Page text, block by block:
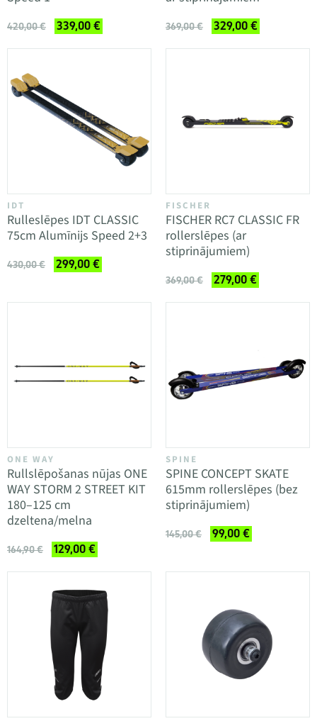
420,00 € 339,00 € 369,00 € 329,00 €
IDT
Rulleslēpes IDT CLASSIC
75cm Alumīnijs Speed 2+3
430,00 € 299,00 €
FISCHER
FISCHER RC7 CLASSIC FR
rollerslēpes (ar
stiprinājumiem)
369,00 € 279,00 €
ONE WAY
Rullslēpošanas nūjas ONE
WAY STORM 2 STREET KIT
180–125 cm
dzeltena/melna
164,90 € 129,00 €
SPINE
SPINE CONCEPT SKATE
615mm rollerslēpes (bez
stiprinājumiem)
145,00 € 99,00 €